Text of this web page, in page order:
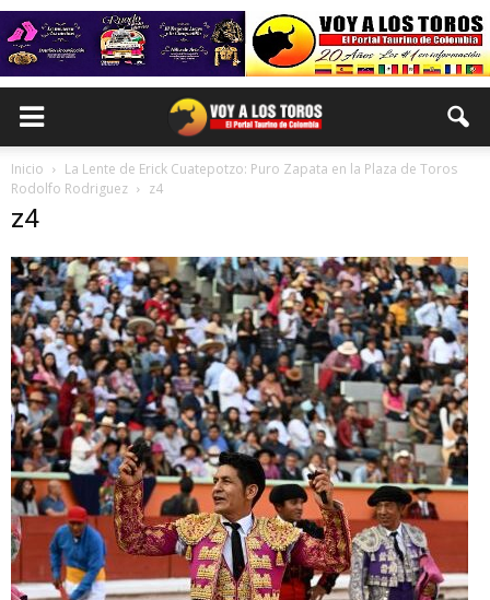
Inicio
La Lente de Erick Cuatepotzo: Puro Zapata en la Plaza de Toros
Rodolfo Rodriguez
z4
z4